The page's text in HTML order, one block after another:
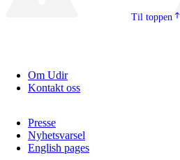
Til toppen
Om Udir
Kontakt oss
Presse
Nyhetsvarsel
English pages